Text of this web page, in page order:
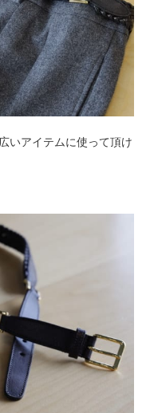
いアイテムに使って頂け